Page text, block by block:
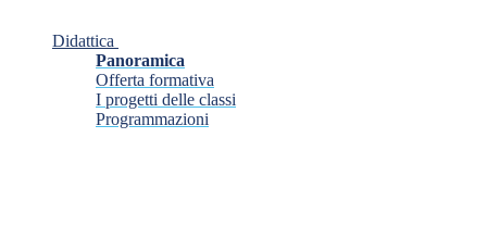
Didattica
Panoramica
Offerta formativa
I progetti delle classi
Programmazioni